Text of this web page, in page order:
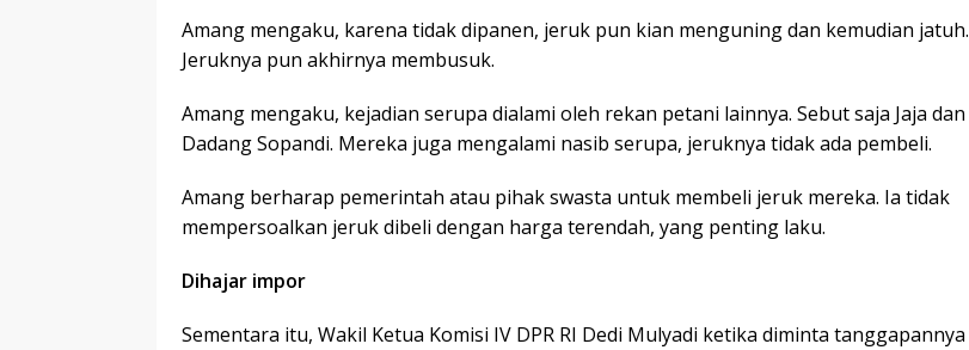
Amang mengaku, karena tidak dipanen, jeruk pun kian menguning dan kemudian jatuh.
Jeruknya pun akhirnya membusuk.
Amang mengaku, kejadian serupa dialami oleh rekan petani lainnya. Sebut saja Jaja dan
Dadang Sopandi. Mereka juga mengalami nasib serupa, jeruknya tidak ada pembeli.
Amang berharap pemerintah atau pihak swasta untuk membeli jeruk mereka. Ia tidak
mempersoalkan jeruk dibeli dengan harga terendah, yang penting laku.
Dihajar impor
Sementara itu, Wakil Ketua Komisi IV DPR RI Dedi Mulyadi ketika diminta tanggapannya